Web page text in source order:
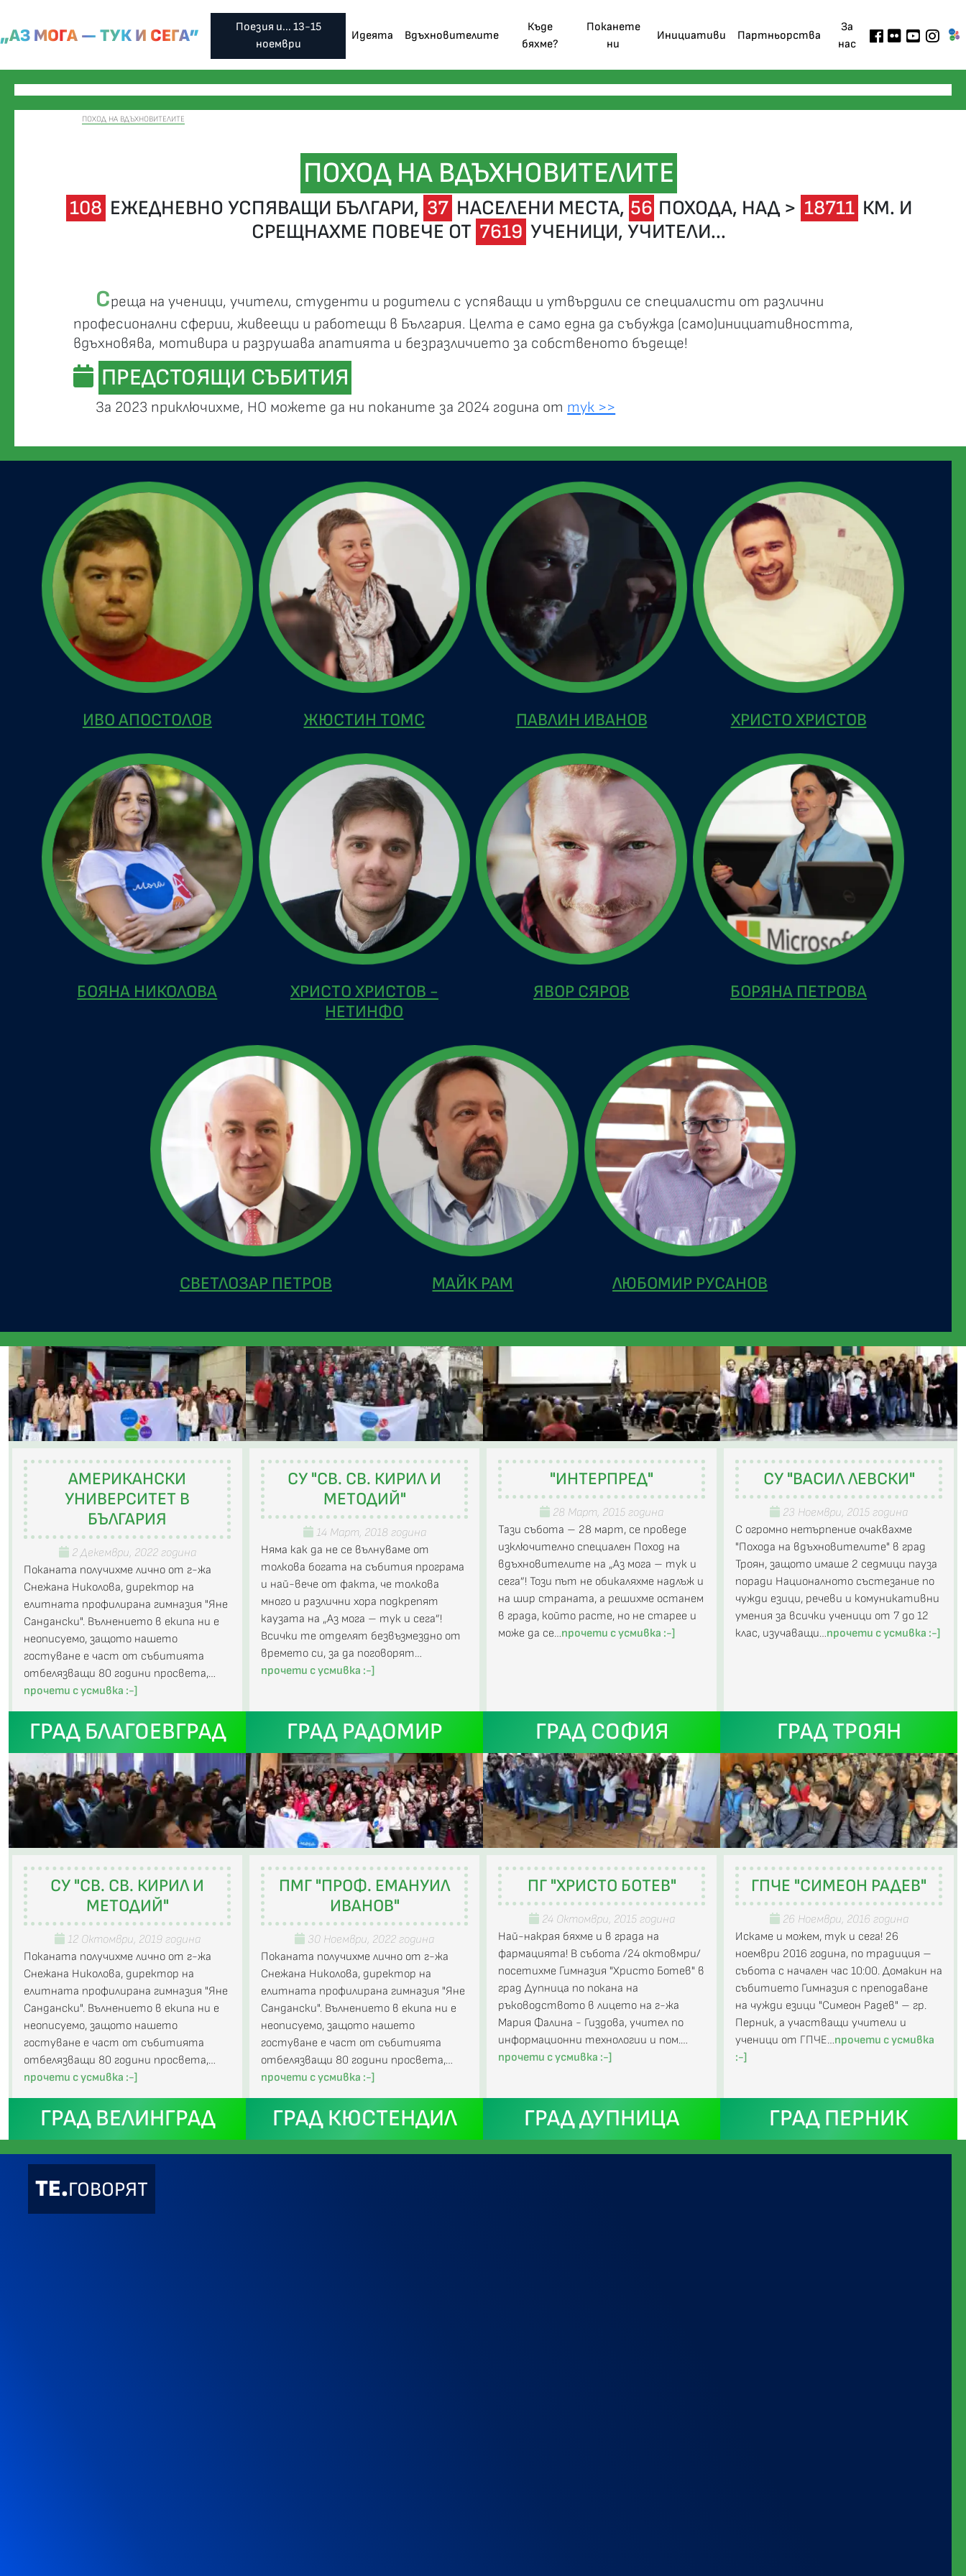
„АЗ МОГА — ТУК И СЕГА”
Поезия и... 13-15
ноември
Идеята Вдъхновителите
Къде
бяхме?
Поканете
ни
Инициативи Партньорства
За
нас
ПОХОД НА ВДЪХНОВИТЕЛИТЕ
ПОХОД НА ВДЪХНОВИТЕЛИТЕ
108 ЕЖЕДНЕВНО УСПЯВАЩИ БЪЛГАРИ, 37 НАСЕЛЕНИ МЕСТА, 56 ПОХОДА, НАД > 18711 КМ. И
СРЕЩНАХМЕ ПОВЕЧЕ ОТ 7619 УЧЕНИЦИ, УЧИТЕЛИ...
Среща на ученици, учители, студенти и родители с успяващи и утвърдили се специалисти от различни
професионални сферии, живеещи и работещи в България. Целта е само една да събужда (само)инициативността,
вдъхновява, мотивира и разрушава апатията и безразличието за собственото бъдеще!
ПРЕДСТОЯЩИ СЪБИТИЯ
За 2023 приключихме, НО можете да ни поканите за 2024 година от тук >>
ИВО АПОСТОЛОВ ЖЮСТИН ТОМС ПАВЛИН ИВАНОВ ХРИСТО ХРИСТОВ
БОЯНА НИКОЛОВА
ХРИСТО ХРИСТОВ -
НЕТИНФО
ЯВОР СЯРОВ БОРЯНА ПЕТРОВА
СВЕТЛОЗАР ПЕТРОВ МАЙК РАМ ЛЮБОМИР РУСАНОВ
АМЕРИКАНСКИ
УНИВЕРСИТЕТ В
БЪЛГАРИЯ
2 Декември, 2022 година
Поканата получихме лично от г-жа
Снежана Николова, директор на
елитната профилирана гимназия "Яне
Сандански". Вълнението в екипа ни е
неописуемо, защото нашето
гостуване е част от събитията
отбелязващи 80 години просвета,…
прочети с усмивка :-]
ГРАД БЛАГОЕВГРАД
СУ "СВ. СВ. КИРИЛ И
МЕТОДИЙ"
14 Март, 2018 година
Няма как да не се вълнуваме от
толкова богата на събития програма
и най-вече от факта, че толкова
много и различни хора подкрепят
каузата на „Аз мога – тук и сега”!
Всички те отделят безвъзмездно от
времето си, за да поговорят…
прочети с усмивка :-]
ГРАД РАДОМИР
"ИНТЕРПРЕД"
28 Март, 2015 година
Тази събота – 28 март, се проведе
изключително специален Поход на
вдъхновителите на „Аз мога – тук и
сега”! Този път не обикаляхме надлъж и
на шир страната, а решихме останем
в града, който расте, но не старее и
може да се…прочети с усмивка :-]
ГРАД СОФИЯ
СУ "ВАСИЛ ЛЕВСКИ"
23 Ноември, 2015 година
С огромно нетърпение очаквахме
"Похода на вдъхновителите" в град
Троян, защото имаше 2 седмици пауза
поради Националното състезание по
чужди езици, речеви и комуникативни
умения за всички ученици от 7 до 12
клас, изучаващи…прочети с усмивка :-]
ГРАД ТРОЯН
СУ "СВ. СВ. КИРИЛ И
МЕТОДИЙ"
12 Октомври, 2019 година
Поканата получихме лично от г-жа
Снежана Николова, директор на
елитната профилирана гимназия "Яне
Сандански". Вълнението в екипа ни е
неописуемо, защото нашето
гостуване е част от събитията
отбелязващи 80 години просвета,…
прочети с усмивка :-]
ГРАД ВЕЛИНГРАД
ПМГ "ПРОФ. ЕМАНУИЛ
ИВАНОВ"
30 Ноември, 2022 година
Поканата получихме лично от г-жа
Снежана Николова, директор на
елитната профилирана гимназия "Яне
Сандански". Вълнението в екипа ни е
неописуемо, защото нашето
гостуване е част от събитията
отбелязващи 80 години просвета,…
прочети с усмивка :-]
ГРАД КЮСТЕНДИЛ
ПГ "ХРИСТО БОТЕВ"
24 Октомври, 2015 година
Най-накрая бяхме и в града на
фармацията! В събота /24 октовмри/
посетихме Гимназия "Христо Ботев" в
град Дупница по покана на
ръководството в лицето на г-жа
Мария Фалина - Гиздова, учител по
информационни технологии и пом.…
прочети с усмивка :-]
ГРАД ДУПНИЦА
ГПЧЕ "СИМЕОН РАДЕВ"
26 Ноември, 2016 година
Искаме и можем, тук и сега! 26
ноември 2016 година, по традиция –
събота с начален час 10:00. Домакин на
събитието Гимназия с преподаване
на чужди езици "Симеон Радев" – гр.
Перник, а участващи учители и
ученици от ГПЧЕ…прочети с усмивка
:-]
ГРАД ПЕРНИК
ТЕ.ГОВОРЯТ